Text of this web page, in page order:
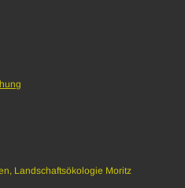
Landschaftsökologie Moritz